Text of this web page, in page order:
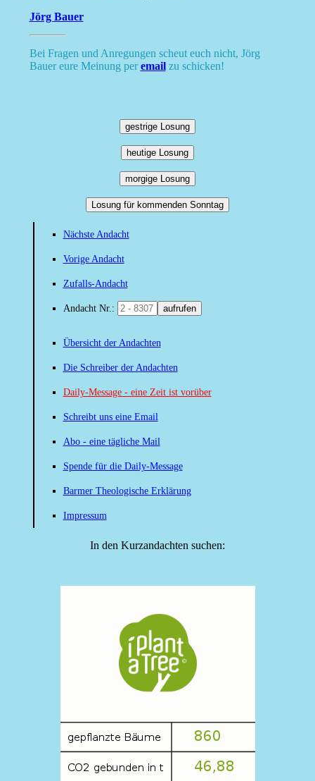
Jörg Bauer
Bei Fragen und Anregungen scheut euch nicht, Jörg
Bauer eure Meinung peremailzu schicken!
gestrige Losung
heutige Losung
morgige Losung
Losung für kommenden Sonntag
Nächste Andacht
Vorige Andacht
Zufalls-Andacht
Andacht Nr.: aufrufen
Übersicht der Andachten
Die Schreiber der Andachten
Daily-Message - eine Zeit ist vorüber
Schreibt uns eine Email
Abo - eine tägliche Mail
Spende für die Daily-Message
Barmer Theologische Erklärung
Impressum
In den Kurzandachten suchen: